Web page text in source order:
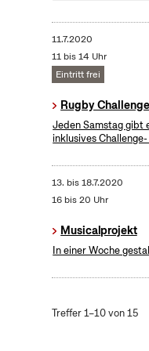
11.7.2020
11 bis 14 Uhr
Eintritt frei
Rugby Challenge
Jeden Samstag gibt
inklusives
13. bis18.7.2020
16 bis 20 Uhr
Musicalprojekt
In einer Woche
Treffer 1–10 von 15